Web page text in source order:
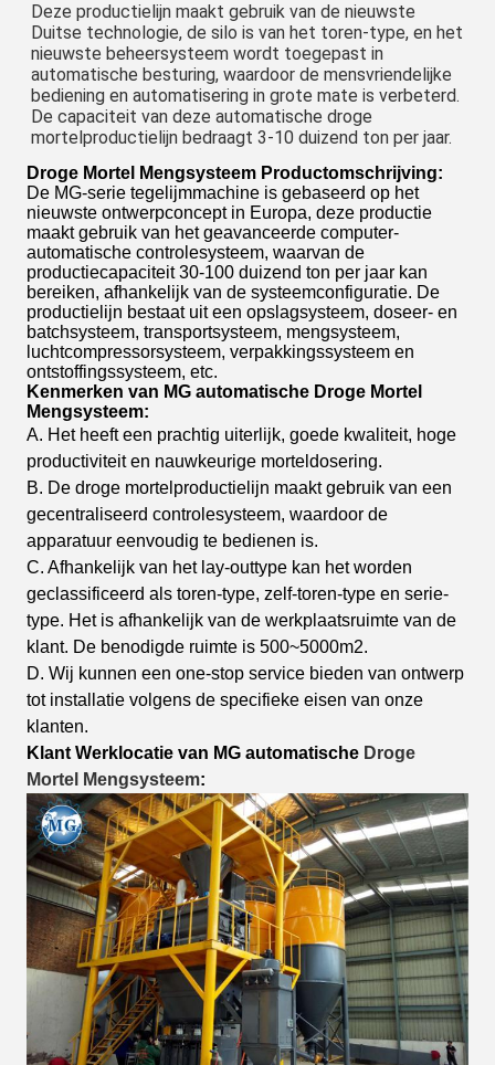
Deze productielijn maakt gebruik van de nieuwste
Duitse technologie, de silo is van het toren-type, en het
nieuwste beheersysteem wordt toegepast in
automatische besturing, waardoor de mensvriendelijke
bediening en automatisering in grote mate is verbeterd.
De capaciteit van deze automatische droge
mortelproductielijn bedraagt 3-10 duizend ton per jaar.
Droge Mortel Mengsysteem Productomschrijving:
De MG-serie tegelijmmachine is gebaseerd op het
nieuwste ontwerpconcept in Europa, deze productie
maakt gebruik van het geavanceerde computer-
automatische controlesysteem, waarvan de
productiecapaciteit 30-100 duizend ton per jaar kan
bereiken, afhankelijk van de systeemconfiguratie. De
productielijn bestaat uit een opslagsysteem, doseer- en
batchsysteem, transportsysteem, mengsysteem,
luchtcompressorsysteem, verpakkingssysteem en
ontstoffingssysteem, etc.
Kenmerken van MG automatische Droge Mortel
Mengsysteem:
A. Het heeft een prachtig uiterlijk, goede kwaliteit, hoge
productiviteit en nauwkeurige morteldosering.
B. De droge mortelproductielijn maakt gebruik van een
gecentraliseerd controlesysteem, waardoor de
apparatuur eenvoudig te bedienen is.
C. Afhankelijk van het lay-outtype kan het worden
geclassificeerd als toren-type, zelf-toren-type en serie-
type. Het is afhankelijk van de werkplaatsruimte van de
klant. De benodigde ruimte is 500~5000m2.
D. Wij kunnen een one-stop service bieden van ontwerp
tot installatie volgens de specifieke eisen van onze
klanten.
Klant Werklocatie van MG automatische Droge
Mortel Mengsysteem: